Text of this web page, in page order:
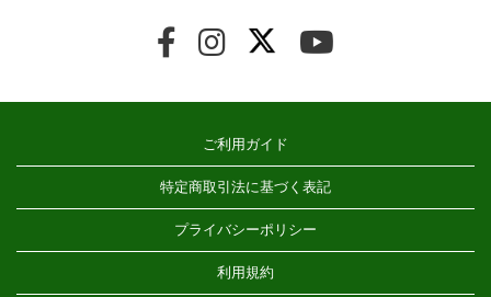
ご利用ガイド
特定商取引法に基づく表記
プライバシーポリシー
利用規約